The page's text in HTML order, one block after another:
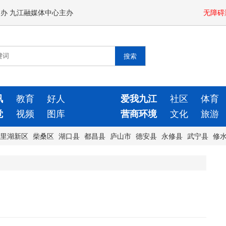
九江融媒体中心主办 无障
教育 好人 爱我九江 社区
体育
视频 图库 营商环境 文化 旅游
湖新区 柴桑区 湖口县 都昌县 庐山市 德安县 永修县 武宁县 修